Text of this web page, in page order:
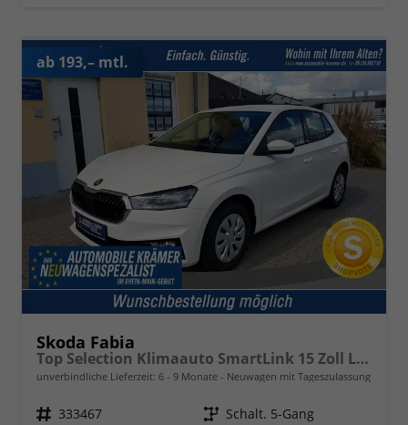
ab 193,– mtl.
Skoda Fabia
Top Selection Klimaauto SmartLink 15 Zoll LM Sunset Licht- und Regensensor
unverbindliche Lieferzeit: 6 - 9 Monate Neuwagen mit Tageszulassung
Fahrzeugnr. 333467 Getriebe Schalt. 5-Gang